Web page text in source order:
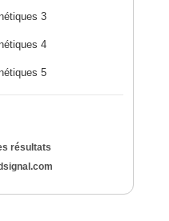
3
4
5
résultats